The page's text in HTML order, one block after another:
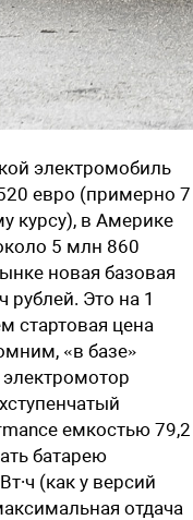
электромобиль
евро (примерно 7
курсу), в Америке
5 млн 860
новая базовая
рублей. Это на 1
стартовая цена
«в базе»
емкостью 79,2
батарею
(как у версий
отдача